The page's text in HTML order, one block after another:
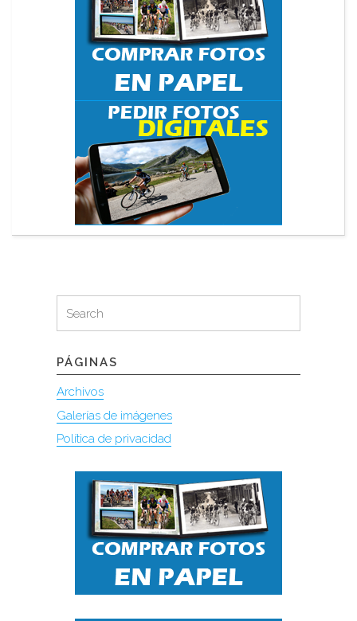
for:
Search
PÁGINAS
Archivos
Galerías de imágenes
Política de privacidad